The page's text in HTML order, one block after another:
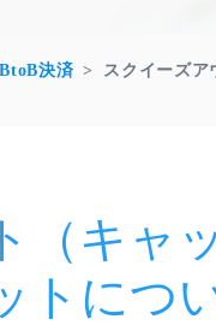
BtoB決済 スクイーズア
（キャ
トにつ